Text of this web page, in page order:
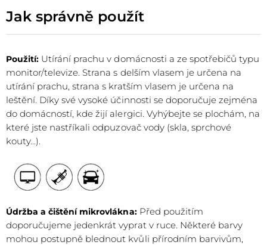
Jak správně použít
Použití: Utírání prachu v domácnosti a ze spotřebičů typu
monitor/televize. Strana s delším vlasem je určena na
utírání prachu, strana s kratším vlasem je určena na
leštění. Díky své vysoké účinnosti se doporučuje zejména
do domácností, kde žijí alergici. Vyhýbejte se plochám, na
které jste nastříkali odpuzovač vody (skla, sprchové
kouty...).
Údržba a čištění mikrovlákna:Před použitím
doporučujeme jedenkrát vyprat v ruce. Některé barvy
mohou postupně blednout kvůli přírodním barvivům,